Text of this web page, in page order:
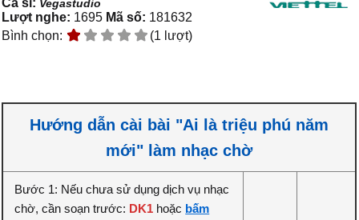
Ca sĩ: Vegastudio
Lượt nghe: 1695 Mã số: 181632
Bình chọn:
(1 lượt)
Hướng dẫn cài bài "Ai là triệu phú năm
mới" làm nhạc chờ
Bước 1: Nếu chưa sử dụng dịch vụ nhạc
chờ, cần soạn trước: DK1 hoặc bấm